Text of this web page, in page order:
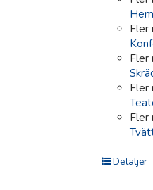
Fler
Fler
Fler
Fler
Detaljer